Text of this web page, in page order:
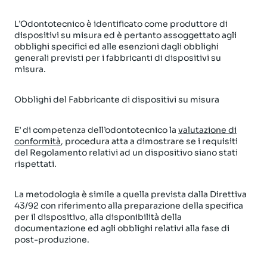
L’Odontotecnico è identificato come produttore di
dispositivi su misura ed è pertanto assoggettato agli
obblighi specifici ed alle esenzioni dagli obblighi
generali previsti per i fabbricanti di dispositivi su
misura.
Obblighi del Fabbricante di dispositivi su misura
E’ di competenza dell’odontotecnico la valutazione di
conformità, procedura atta a dimostrare se i requisiti
del Regolamento relativi ad un dispositivo siano stati
rispettati.
La metodologia è simile a quella prevista dalla Direttiva
43/92 con riferimento alla preparazione della specifica
per il dispositivo, alla disponibilità della
documentazione ed agli obblighi relativi alla fase di
post-produzione.